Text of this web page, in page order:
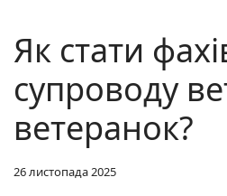
Як стати
супроводу
ветеранок?
26 листопада 2025